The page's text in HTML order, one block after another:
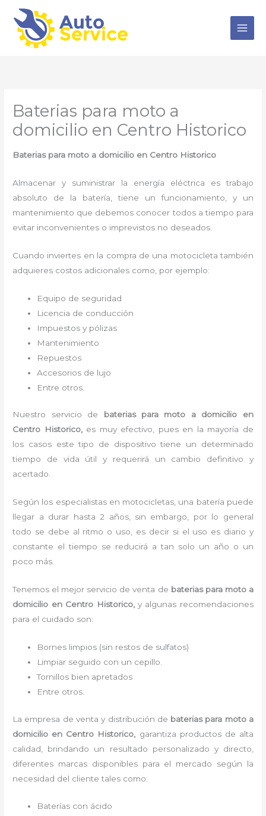
contenido
Baterias para moto a
domicilio en Centro Historico
Baterias para moto a domicilio en Centro Historico
Almacenar y suministrar la energía eléctrica es trabajo
absoluto de la batería, tiene un funcionamiento, y un
mantenimiento que debemos conocer todos a tiempo para
evitar inconvenientes o imprevistos no deseados.
Cuando inviertes en la compra de una motocicleta también
adquieres costos adicionales como, por ejemplo:
Equipo de seguridad
Licencia de conducción
Impuestos y pólizas
Mantenimiento
Repuestos
Accesorios de lujo
Entre otros.
Nuestro servicio de baterias para moto a domicilio en
Centro Historico, es muy efectivo, pues en la mayoría de
los casos este tipo de dispositivo tiene un determinado
tiempo de vida útil y requerirá un cambio definitivo y
acertado.
Según los especialistas en motocicletas, una batería puede
llegar a durar hasta 2 años, sin embargo, por lo general
todo se debe al ritmo o uso, es decir si el uso es diario y
constante el tiempo se reducirá a tan solo un año o un
poco más.
Tenemos el mejor servicio de venta de baterias para moto a
domicilio en Centro Historico, y algunas recomendaciones
para el cuidado son:
Bornes limpios (sin restos de sulfatos)
Limpiar seguido con un cepillo.
Tornillos bien apretados
Entre otros.
La empresa de venta y distribución de baterias para moto a
domicilio en Centro Historico, garantiza productos de alta
calidad, brindando un resultado personalizado y directo,
diferentes marcas disponibles para el mercado según la
necesidad del cliente tales como:
Baterías con ácido